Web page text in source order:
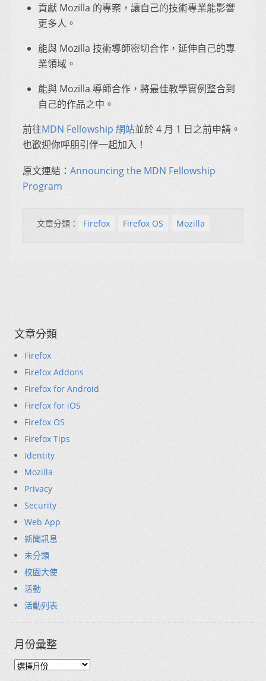
貢獻 Mozilla 的專案，讓自己的技術專業能影響
更多人。
能與 Mozilla 技術導師密切合作，延伸自己的專
業領域。
能與 Mozilla 導師合作，將最佳教學實例整合到
自己的作品之中。
前往MDN Fellowship 網站並於 4 月 1 日之前申請。
也歡迎你呼朋引伴一起加入！
原文連結： Announcing the MDN Fellowship
Program
文章分類： Firefox Firefox OS Mozilla
文章分類
Firefox
Firefox Addons
Firefox for Android
Firefox for iOS
Firefox OS
Firefox Tips
Identity
Mozilla
Privacy
Security
Web App
新聞訊息
未分類
校園大使
活動
活動列表
月份彙整